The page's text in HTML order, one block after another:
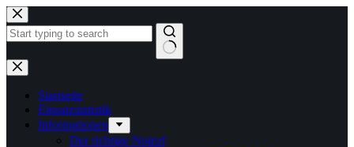
Zum
Inhalt
springen
Keine
Ergebnisse
Startseite
Einsatzstatistik
Informationen
Der richtige Notruf